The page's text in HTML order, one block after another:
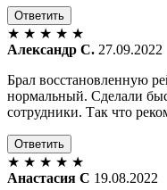
Ответить
★ ★ ★ ★ ★
Александр С. 27.09.2022
Брал восстановленную
нормальный. Сделали
сотрудники. Так что
Ответить
★ ★ ★ ★ ★
Анастасия С 19.08.2022